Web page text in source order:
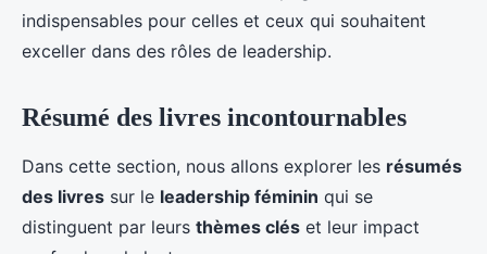
indispensables pour celles et ceux qui souhaitent
exceller dans des rôles de leadership.
Résumé des livres incontournables
Dans cette section, nous allons explorer les résumés
des livres sur le leadership féminin qui se
distinguent par leurs thèmes clés et leur impact